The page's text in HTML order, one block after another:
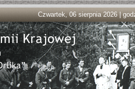
Czwartek, 06 sierpnia 2026 |